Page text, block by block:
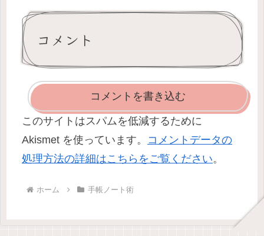
コメント
コメントを書き込む
このサイトはスパムを低減するために
Akismet を使っています。 コメントデータの
処理方法の詳細はこちらをご覧ください。
ホーム 手帳ノート術